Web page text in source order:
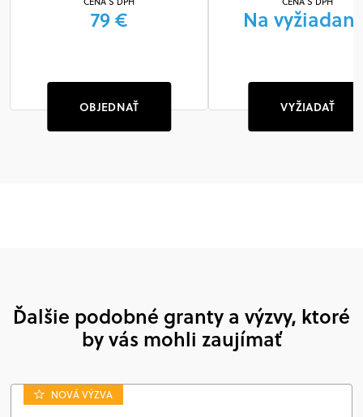
79 €
OBJEDNAŤ
Na
VYŽIADAŤ
Ďalšie podobné granty a výzvy, ktoré
by vás mohli zaujímať
NOVÁ VÝZVA